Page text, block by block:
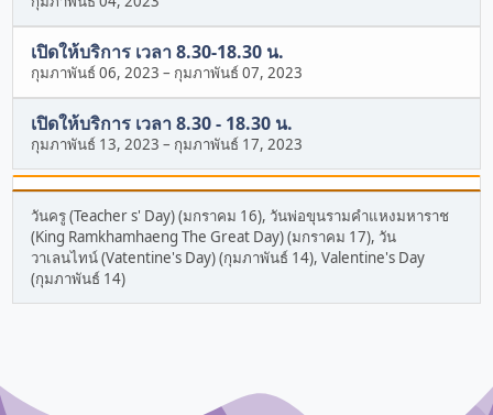
เปิดให้บริการ เวลา 8.30-18.30 น.
กุมภาพันธ์ 06, 2023 – กุมภาพันธ์ 07, 2023
เปิดให้บริการ เวลา 8.30 - 18.30 น.
กุมภาพันธ์ 13, 2023 – กุมภาพันธ์ 17, 2023
วันครู (Teacher s' Day) (มกราคม 16), วันพ่อขุนรามคำแหงมหาราช
(King Ramkhamhaeng The Great Day) (มกราคม 17), วัน
วาเลนไทน์ (Vatentine's Day) (กุมภาพันธ์ 14), Valentine's Day
(กุมภาพันธ์ 14)